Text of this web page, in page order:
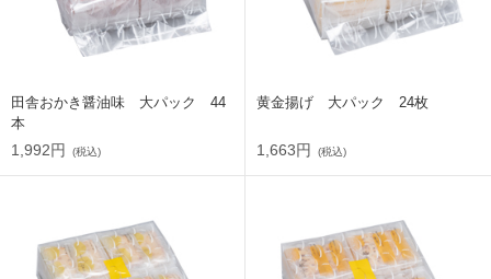
田舎おかき醤油味 大パック 44
本
1,992円 (税込)
黄金揚げ 大パック 24枚
1,663円 (税込)